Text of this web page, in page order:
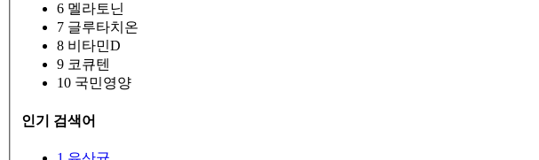
6 멜라토닌
7 글루타치온
8 비타민D
9 코큐텐
10 국민영양
인기 검색어